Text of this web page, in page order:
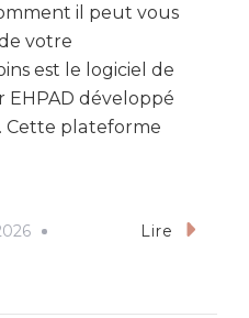
il peut vous
votre
est le logiciel de
EHPAD développé
Cette plateforme
Lire